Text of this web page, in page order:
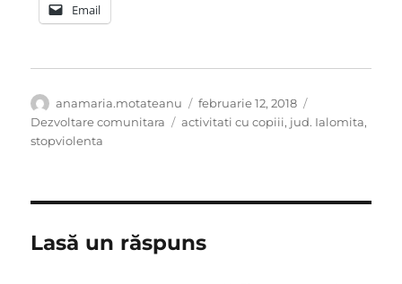
Email
Autor
anamaria.motateanu
Publicat
pe
februarie 12, 2018
Dezvoltare comunitara
Etichete
activitati cu copiii, jud. Ialomita,
stopviolenta
Lasă un răspuns